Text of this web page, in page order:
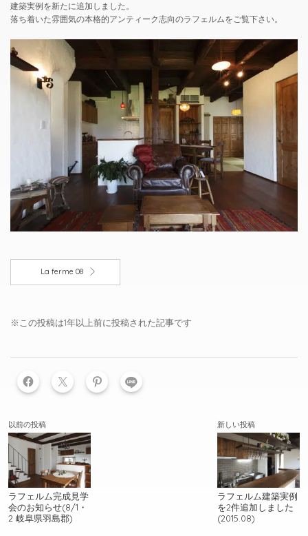
建築実例を新たに追加しました。
落ち着いた雰囲気の本格的アンティーク志向のラフェルムをご覧下さい。
La ferme 08
※この投稿は1年以上前に投稿された記事です
LINE
以前の投稿
ラフェルム完成見学
会のお知らせ(8/1・
2 岐阜県羽島郡)
新しい投稿
ラフェルム建築実例
を2件追加しました
(2015.08)